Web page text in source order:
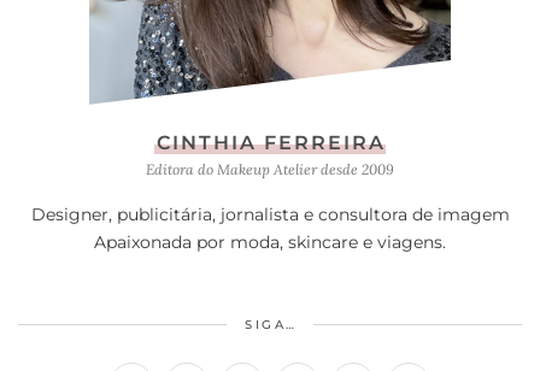
CINTHIA FERREIRA
Editora do Makeup Atelier desde 2009
Designer, publicitária, jornalista e consultora de imagem
Apaixonada por moda, skincare e viagens.
SIGA…